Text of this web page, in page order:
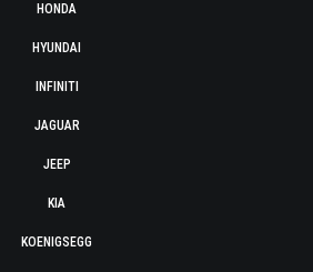
HONDA
HYUNDAI
INFINITI
JAGUAR
JEEP
KIA
KOENIGSEGG